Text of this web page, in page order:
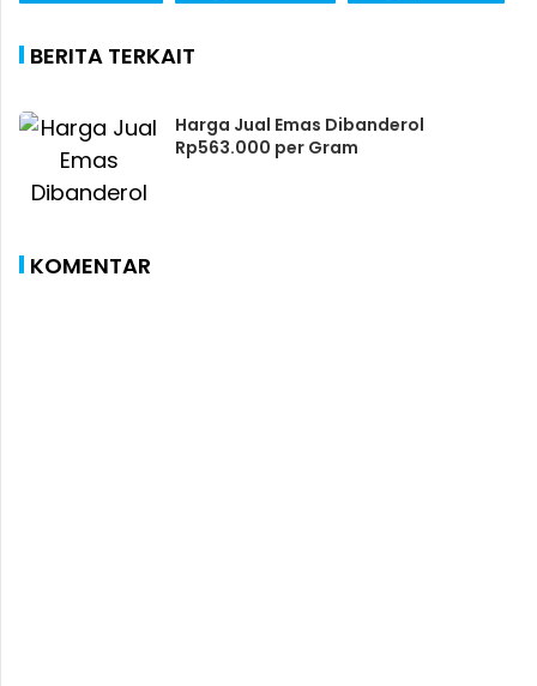
BERITA TERKAIT
Harga Jual Emas Dibanderol
Rp563.000 per Gram
KOMENTAR